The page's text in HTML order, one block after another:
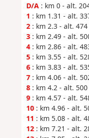
D/A: km 0 - alt.
1 : km 1.31 - alt.
2: km 2.3 - alt. 474
3: km 2.49 - alt.
4: km 2.86 - alt.
5: km 3.55 - alt.
6: km 3.83 - alt.
7: km 4.06 - alt.
8: km 4.2 - alt.
9: km 4.57 - alt.
10: km 4.96 - alt.
11 : km 5.08 - alt.
12: km 7.21 - alt.